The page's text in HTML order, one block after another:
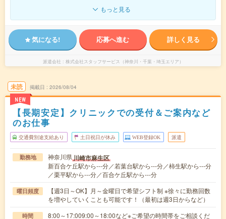
もっと見る
気になる! 応募へ進む 詳しく見る
派遣会社 株式会社スタッフサービス（神奈川・千葉・埼玉エリア）
未読
NEW
掲載日 2026/08/04
【長期安定】クリニックでの受付＆ご案内など
のお仕事
交通費別途支給あり 土日祝日が休み WEB登録OK 派遣
勤務地 神奈川県川崎市麻生区
新百合ケ丘駅から---分／若葉台駅から---分／柿生駅から---分
／栗平駅から---分／百合ケ丘駅から---分
曜日頻度
【週3日～OK】月～金曜日で希望シフト制 ※徐々に勤務回数
を増やしていくことも可能です！（最初は週3日からなど）
時間 8:00～17:009:00～18:00など※ご希望の時間帯をご相談くだ